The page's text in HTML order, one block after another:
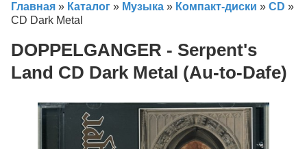
Главная » Каталог » Музыка » Компакт-диски » CD »
CD Dark Metal
DOPPELGANGER - Serpent's
Land CD Dark Metal (Au-to-Dafe)